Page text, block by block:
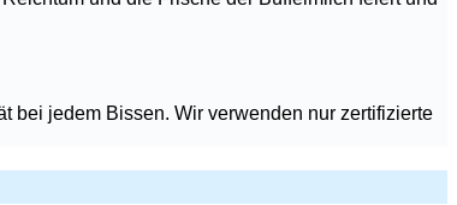
bei jedem Bissen. Wir verwenden nur zertifizierte